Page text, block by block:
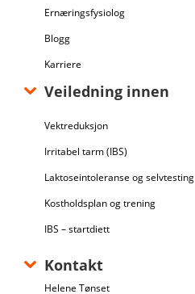
Ernæringsfysiolog
Blogg
Karriere
Veiledning innen
Vektreduksjon
Irritabel tarm (IBS)
Laktoseintoleranse og selvtesting
Kostholdsplan og trening
IBS – startdiett
Kontakt
Helene Tønset